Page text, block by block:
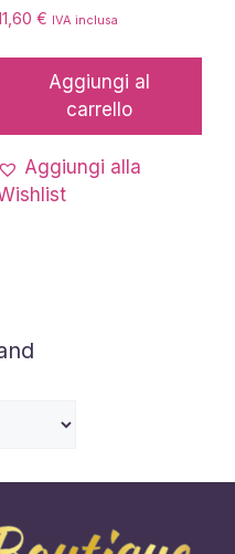
€ IVA inclusa
Aggiungi al
carrello
Aggiungi alla